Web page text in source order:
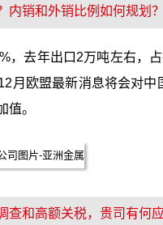
销和外销比例如何规划？
，去年出口2万吨左右，
月欧盟最新消息将会对
值。
和高额关税，贵司有何应